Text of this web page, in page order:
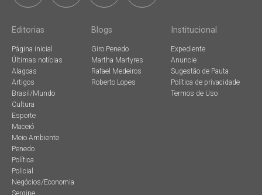
Editorias
Página inicial
Últimas notícias
Alagoas
Artigos
Brasil/Mundo
Cultura
Esporte
Maceió
Meio Ambiente
Penedo
Política
Policial
Negócios/Economia
Sergipe
Blogs
Giro Penedo
Martha Martyres
Rafael Medeiros
Roberto Lopes
Institucional
Expediente
Anuncie
Sugestão de Pauta
Política de privacidade
Termos de Uso